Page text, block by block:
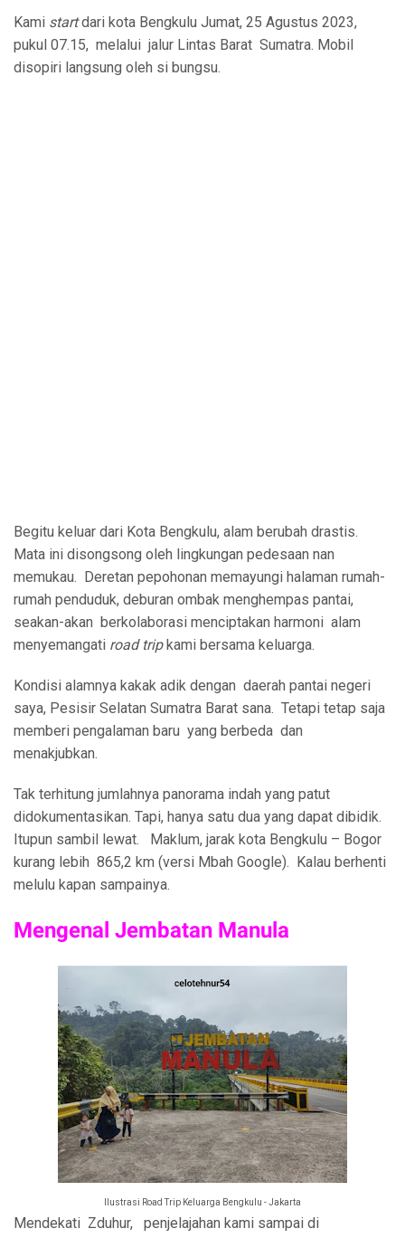
Kami startdari kota Bengkulu Jumat, 25 Agustus 2023,
pukul 07.15, melalui jalur Lintas Barat Sumatra. Mobil
disopiri langsung oleh si bungsu.
Begitu keluar dari Kota Bengkulu, alam berubah drastis.
Mata ini disongsong oleh lingkungan pedesaan nan
memukau. Deretan pepohonan memayungi halaman rumah-
rumah penduduk, deburan ombak menghempas pantai,
seakan-akan berkolaborasi menciptakan harmoni alam
menyemangati road tripkami bersama keluarga.
Kondisi alamnya kakak adik dengan daerah pantai negeri
saya, Pesisir Selatan Sumatra Barat sana. Tetapi tetap saja
memberi pengalaman baru yang berbeda dan
menakjubkan.
Tak terhitung jumlahnya panorama indah yang patut
didokumentasikan. Tapi, hanya satu dua yang dapat dibidik.
Itupun sambil lewat. Maklum, jarak kota Bengkulu – Bogor
kurang lebih 865,2 km (versi Mbah Google). Kalau berhenti
melulu kapan sampainya.
Mengenal Jembatan Manula
Ilustrasi Road Trip Keluarga Bengkulu - Jakarta
Mendekati Zduhur, penjelajahan kami sampai di